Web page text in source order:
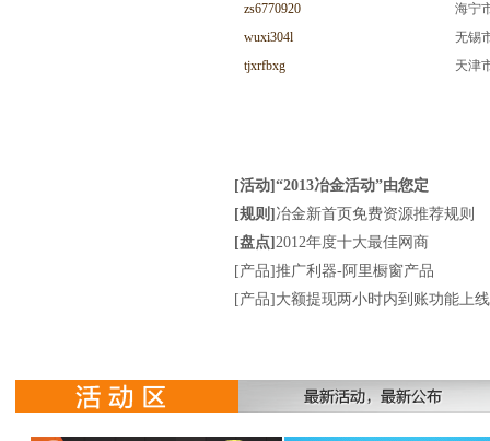
zs6770920
海宁
wuxi304l
无锡
tjxrfbxg
天津
hualeijie
huitaisteel
泰州
shbaogong88
jinhao2006
apbochao
安平
[活动]“2013冶金活动”由您定
[规则] 冶金新首页免费资源推荐规则
[盘点] 2012年度十大最佳网商
[产品]推广利器-阿里橱窗产品
[产品]大额提现两小时内到账功能上